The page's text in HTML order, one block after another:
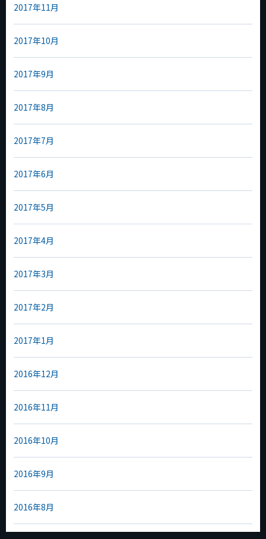
2017年11月
2017年10月
2017年9月
2017年8月
2017年7月
2017年6月
2017年5月
2017年4月
2017年3月
2017年2月
2017年1月
2016年12月
2016年11月
2016年10月
2016年9月
2016年8月